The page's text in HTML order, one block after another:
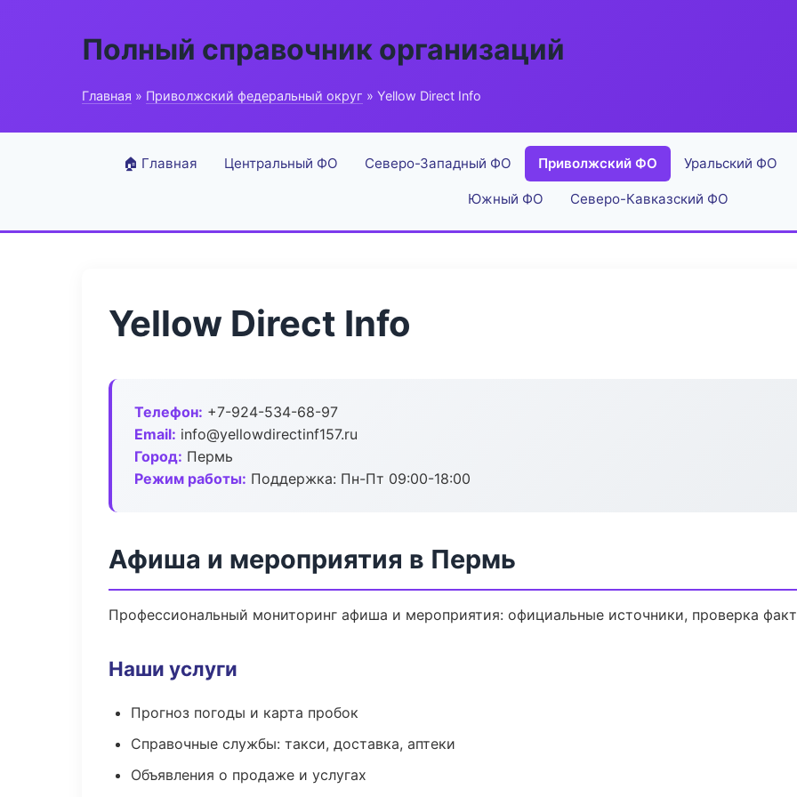
Полный справочник организаций
Главная » Приволжский федеральный округ » Yellow Direct Info
🏠 Главная Центральный ФО Северо-Западный ФО Приволжский ФО Уральский ФО
Южный ФО Северо-Кавказский ФО
Yellow Direct Info
Телефон: +7-924-534-68-97
Email: info@yellowdirectinf157.ru
Город: Пермь
Режим работы: Поддержка: Пн-Пт 09:00-18:00
Афиша и мероприятия в Пермь
Профессиональный мониторинг афиша и мероприятия: официальные источники, проверка
Наши услуги
Прогноз погоды и карта пробок
Справочные службы: такси, доставка, аптеки
Объявления о продаже и услугах